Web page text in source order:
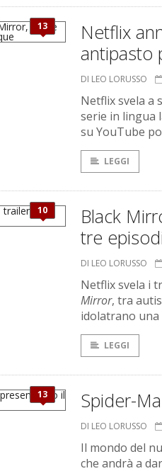
13
Netflix
antipasto
DI LEO LORUSSO
Netflix svela a
serie in lingua
su YouTube
LEGGI
10
Black
tre episodi
DI LEO LORUSSO
Netflix svela i
Mirror, tra
idolatrano una
LEGGI
13 Spider-
DI LEO LORUSSO
Il mondo del
che andrà a